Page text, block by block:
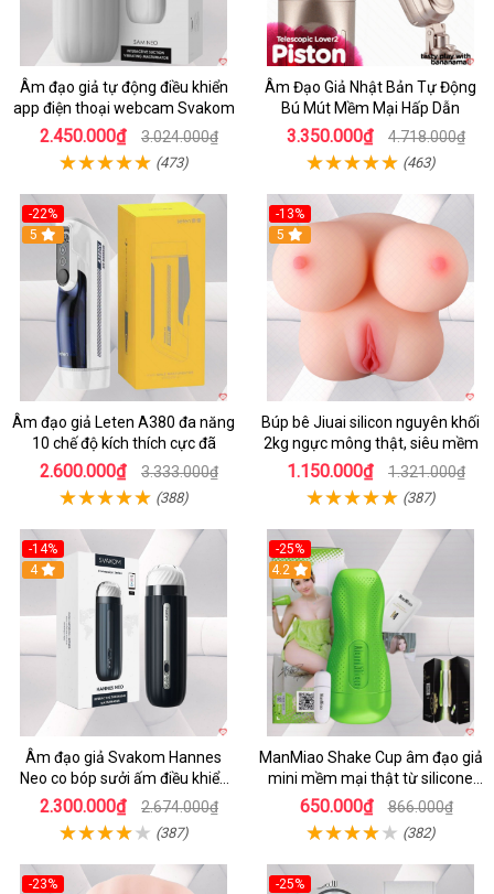
Âm đạo giả tự động điều khiển
app điện thoại webcam Svakom
2.450.000₫ 3.024.000₫
(473)
Âm Đạo Giả Nhật Bản Tự Động
Bú Mút Mềm Mại Hấp Dẫn
3.350.000₫ 4.718.000₫
(463)
-22%
5
Âm đạo giả Leten A380 đa năng
10 chế độ kích thích cực đã
2.600.000₫ 3.333.000₫
(388)
-13%
5
Búp bê Jiuai silicon nguyên khối
2kg ngực mông thật, siêu mềm
1.150.000₫ 1.321.000₫
(387)
-14%
4
Âm đạo giả Svakom Hannes
Neo co bóp sưởi ấm điều khiển
app tiện lợi
2.300.000₫ 2.674.000₫
(387)
-25%
4.2
ManMiao Shake Cup âm đạo giả
mini mềm mại thật từ silicone
cao cấp
650.000₫ 866.000₫
(382)
-23%
-25%